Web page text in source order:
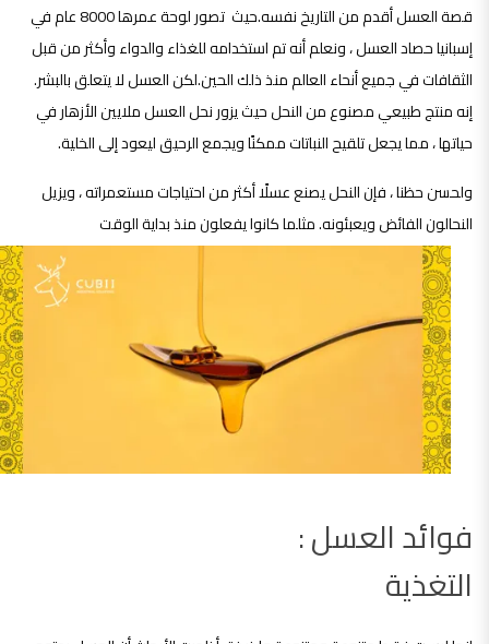
قصة العسل أقدم من التاريخ نفسه.حيث تصور لوحة عمرها 8000 عام في
إسبانيا حصاد العسل ، ونعلم أنه تم استخدامه للغذاء والدواء وأكثر من قبل
الثقافات في جميع أنحاء العالم منذ ذلك الحين.لكن العسل لا يتعلق بالبشر.
إنه منتج طبيعي مصنوع من النحل حيث يزور نحل العسل ملايين الأزهار في
حياتها ، مما يجعل تلقيح النباتات ممكنًا ويجمع الرحيق ليعود إلى الخلية.
ولحسن حظنا ، فإن النحل يصنع عسلًا أكثر من احتياجات مستعمراته ، ويزيل
النحالون الفائض ويعبئونه. مثلما كانوا يفعلون منذ بداية الوقت
فوائد العسل :
التغذية